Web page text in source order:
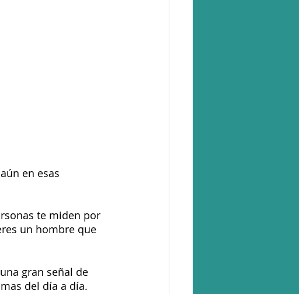
en esas
te miden por
un hombre que
gran señal de
del día a día.